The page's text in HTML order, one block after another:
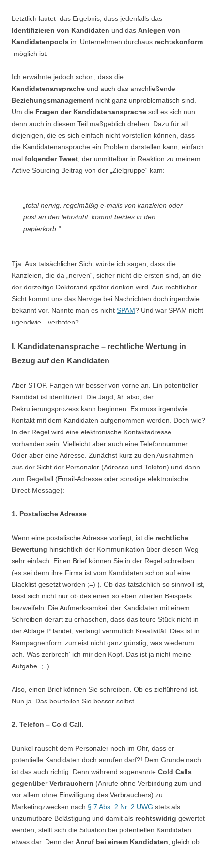
Letztlich lautet das Ergebnis, dass jedenfalls das
Identifizieren von Kandidaten und das Anlegen von
Kandidatenpools im Unternehmen durchaus rechtskonform
möglich ist.
Ich erwähnte jedoch schon, dass die
Kandidatenansprache und auch das anschließende
Beziehungsmanagement nicht ganz unproblematisch sind.
Um die Fragen der Kandidatenansprache soll es sich nun
denn auch in diesem Teil maßgeblich drehen. Dazu für all
diejenigen, die es sich einfach nicht vorstellen können, dass
die Kandidatenansprache ein Problem darstellen kann, einfach
mal folgender Tweet , der unmittelbar in Reaktion zu meinem
Active Sourcing Beitrag von der „Zielgruppe“ kam:
„total nervig. regelmäßig e-mails von kanzleien oder
post an den lehrstuhl. kommt beides in den
papierkorb.“
Tja. Aus tatsächlicher Sicht würde ich sagen, dass die
Kanzleien, die da „nerven“, sicher nicht die ersten sind, an die
der derzeitige Doktorand später denken wird. Aus rechtlicher
Sicht kommt uns das Nervige bei Nachrichten doch irgendwie
bekannt vor. Nannte man es nicht SPAM? Und war SPAM nicht
irgendwie…verboten?
I. Kandidatenansprache – rechtliche Wertung in
Bezug auf den Kandidaten
Aber STOP. Fangen wir besser von vorne an. Ein potentieller
Kandidat ist identifiziert. Die Jagd, äh also, der
Rekrutierungsprozess kann beginnen. Es muss irgendwie
Kontakt mit dem Kandidaten aufgenommen werden. Doch wie?
In der Regel wird eine elektronische Kontaktadresse
vorhanden sein. Vielleicht aber auch eine Telefonnummer.
Oder aber eine Adresse. Zunächst kurz zu den Ausnahmen
aus der Sicht der Personaler (Adresse und Telefon) und dann
zum Regelfall (Email-Adresse oder sonstige elektronische
Direct-Message):
1. Postalische Adresse
Wenn eine postalische Adresse vorliegt, ist die rechtliche
Bewertung hinsichtlich der Kommunikation über diesen Weg
sehr einfach: Einen Brief können Sie in der Regel schreiben
(es sei denn ihre Firma ist vom Kandidaten schon auf eine
Blacklist gesetzt worden ;=) ). Ob das tatsächlich so sinnvoll ist,
lässt sich nicht nur ob des einen so eben zitierten Beispiels
bezweifeln. Die Aufmerksamkeit der Kandidaten mit einem
Schreiben derart zu erhaschen, dass das teure Stück nicht in
der Ablage P landet, verlangt vermutlich Kreativität. Dies ist in
Kampagnenform zumeist nicht ganz günstig, was wiederum…
ach. Was zerbrech‘ ich mir den Kopf. Das ist ja nicht meine
Aufgabe. ;=)
Also, einen Brief können Sie schreiben. Ob es zielführend ist.
Nun ja. Das beurteilen Sie besser selbst.
2. Telefon – Cold Call.
Dunkel rauscht dem Personaler noch im Ohr, dass er
potentielle Kandidaten doch anrufen darf?! Dem Grunde nach
ist das auch richtig. Denn während sogenannte Cold Calls
gegenüber Verbrauchern (Anrufe ohne Verbindung zum und
vor allem ohne Einwilligung des Verbrauchers) zu
Marketingzwecken nach § 7 Abs. 2 Nr. 2 UWG stets als
unzumutbare Belästigung und damit als rechtswidrig gewertet
werden, stellt sich die Situation bei potentiellen Kandidaten
etwas dar. Denn der Anruf bei einem Kandidaten , gleich ob